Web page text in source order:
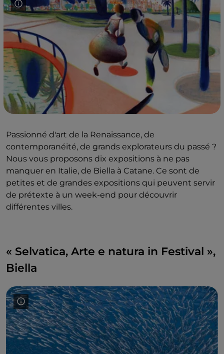
Passionné d'art de la Renaissance, de
contemporanéité, de grands explorateurs du passé ?
Nous vous proposons dix expositions à ne pas
manquer en Italie, de Biella à Catane. Ce sont de
petites et de grandes expositions qui peuvent servir
de prétexte à un week-end pour découvrir
différentes villes.
« Selvatica, Arte e natura in Festival »,
Biella